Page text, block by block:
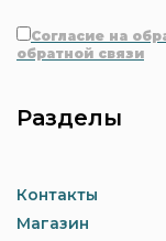
Согласие на
обратной связи
Разделы
Контакты
Магазин